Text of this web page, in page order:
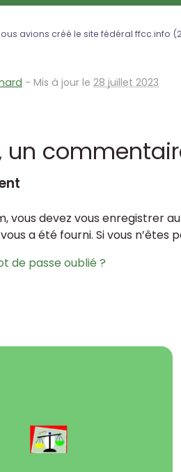
avions créé le site fédéral ffcc.info
- Mis à jour le 28 juillet 2023
un
vous devez vous enregistrer
a été fourni. Si vous n’êtes
de passe oublié ?